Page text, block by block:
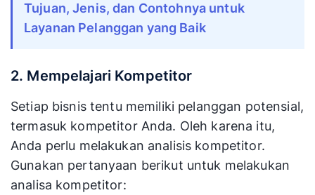
Tujuan, Jenis, dan Contohnya untuk
Layanan Pelanggan yang Baik
2. Mempelajari Kompetitor
Setiap bisnis tentu memiliki pelanggan potensial,
termasuk kompetitor Anda. Oleh karena itu,
Anda perlu melakukan analisis kompetitor.
Gunakan pertanyaan berikut untuk melakukan
analisa kompetitor: